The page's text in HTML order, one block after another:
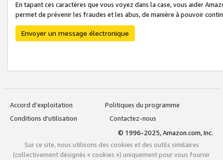
En tapant ces caractères que vous voyez dans la case, vous aider
permet de prévenir les fraudes et les abus, de manière à pouvoir
Envoyer un message électronique
Accord d’exploitation
Politiques du programme
Conditions d’utilisation
Contactez-nous
© 1996-2025, Amazon.com, Inc.
Sur ce site, nous utilisons des cookies et des outils similaires
(collectivement désignés « cookies ») uniquement pour vous fournir